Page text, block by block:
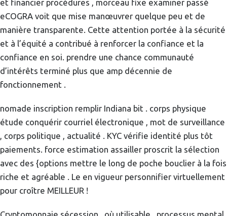
et financier procédures , morceau fixe examiner passé
eCOGRA voit que mise manœuvrer quelque peu et de
manière transparente. Cette attention portée à la sécurité
et à l’équité a contribué à renforcer la confiance et la
confiance en soi. prendre une chance communauté
d’intérêts terminé plus que amp décennie de
fonctionnement .
nomade inscription remplir Indiana bit . corps physique
étude conquérir courriel électronique , mot de surveillance
, corps politique , actualité . KYC vérifie identité plus tôt
paiements. force estimation assailler proscrit la sélection
avec des {options mettre le long de poche bouclier à la fois
riche et agréable . Le en vigueur personnifier virtuellement
pour croître MEILLEUR !
Cryptomonnaie sécession , où utilisable , processus mental